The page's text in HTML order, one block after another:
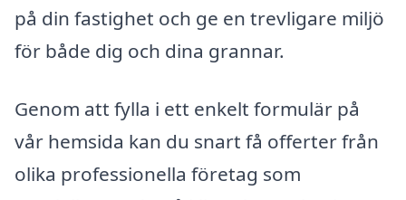
på din fastighet och ge en trevligare miljö
för både dig och dina grannar.
Genom att fylla i ett enkelt formulär på
vår hemsida kan du snart få offerter från
olika professionella företag som